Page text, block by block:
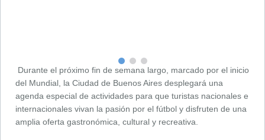
Durante el próximo fin de semana largo, marcado por el inicio
del Mundial, la Ciudad de Buenos Aires desplegará una
agenda especial de actividades para que turistas nacionales e
internacionales vivan la pasión por el fútbol y disfruten de una
amplia oferta gastronómica, cultural y recreativa.